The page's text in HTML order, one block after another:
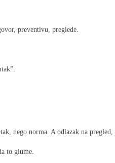
preventivu, preglede.
nego norma. A odlazak na
to glume.